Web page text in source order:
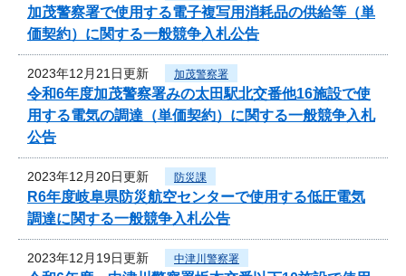
加茂警察署で使用する電子複写用消耗品の供給等（単
価契約）に関する一般競争入札公告
2023年12月21日更新 加茂警察署
令和6年度加茂警察署みの太田駅北交番他16施設で使
用する電気の調達（単価契約）に関する一般競争入札
公告
2023年12月20日更新 防災課
R6年度岐阜県防災航空センターで使用する低圧電気
調達に関する一般競争入札公告
2023年12月19日更新 中津川警察署